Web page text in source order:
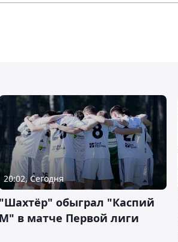
20:02, Сегодня
"Шахтёр" обыграл "Каспий
М" в матче Первой лиги